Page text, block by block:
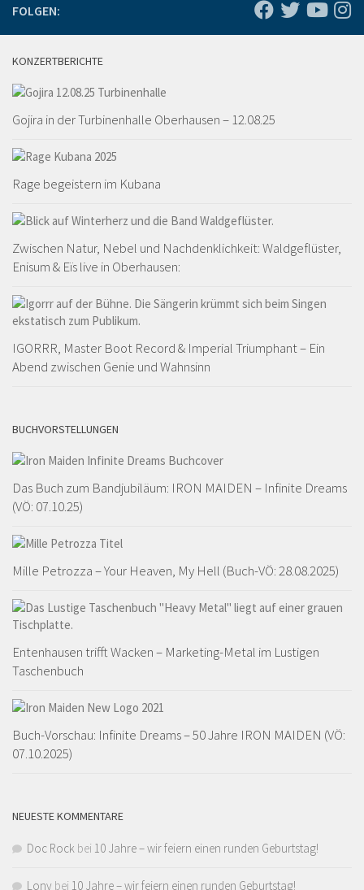
FOLGEN:
KONZERTBERICHTE
Gojira in der Turbinenhalle Oberhausen – 12.08.25
Rage begeistern im Kubana
Zwischen Natur, Nebel und Nachdenklichkeit: Waldgeflüster,
Enisum & Eïs live in Oberhausen:
IGORRR, Master Boot Record & Imperial Triumphant – Ein
Abend zwischen Genie und Wahnsinn
BUCHVORSTELLUNGEN
Das Buch zum Bandjubiläum: IRON MAIDEN – Infinite Dreams
(VÖ: 07.10.25)
Mille Petrozza – Your Heaven, My Hell (Buch-VÖ: 28.08.2025)
Entenhausen trifft Wacken – Marketing-Metal im Lustigen
Taschenbuch
Buch-Vorschau: Infinite Dreams – 50 Jahre IRON MAIDEN (VÖ:
07.10.2025)
NEUESTE KOMMENTARE
Doc Rock bei 10 Jahre – wir feiern einen runden Geburtstag!
Lony bei 10 Jahre – wir feiern einen runden Geburtstag!